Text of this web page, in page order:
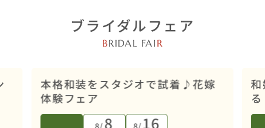
ブライダルフェア
BRIDAL FAI R
本格和装をスタジオで試着♪花嫁
体験フェア
8 16